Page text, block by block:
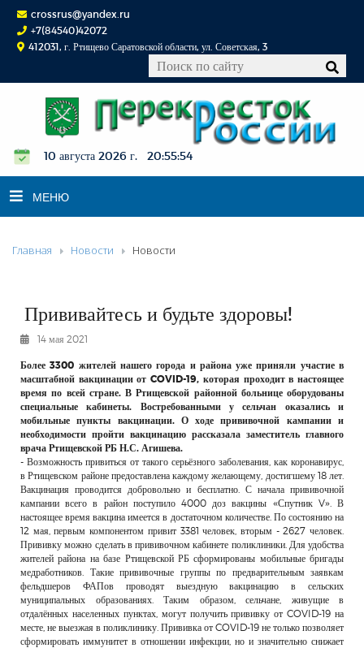
crossrus@yandex.ru
+7(84540)42072
412031, г. Ртищево Саратовской области, ул. Советская, 3
10 августа 2026 г. 20:55:55
МЕНЮ
НОВОСТИ
К СВЕДЕНИЮ
КОНКУРСЫ
РЕКЛАМОДАТЕЛЯМ
ОБЪЯВЛЕНИЯ
КОНТАКТЫ
Главная Новости Новости
Прививайтесь и будьте здоровы!
14 мая 2021
Более 3300 жителей нашего города и района уже приняли участие в
масштабной вакцинации от COVID-19, которая проходит в настоящее
время по всей стране. В Ртищевской районной больнице оборудованы
специальные кабинеты. Востребованными у сельчан оказались и
мобильные пункты вакцинации. О ходе прививочной кампании и
необходимости пройти вакцинацию рассказала заместитель главного
врача Ртищевской РБ Н.С. Агишева.
- Возможность привиться от такого серьёзного заболевания, как коронавирус,
в Ртищевском районе предоставлена каждому желающему, достигшему 18 лет.
Вакцинация проводится добровольно и бесплатно. С начала прививочной
кампании всего в район поступило 4000 доз вакцины «Спутник V». В
настоящее время вакцина имеется в достаточном количестве. По состоянию на
12 мая, первым компонентом привит 3381 человек, вторым - 2627 человек.
Прививку можно сделать в прививочном кабинете поликлиники. Для удобства
жителей района на базе Ртищевской РБ сформированы мобильные бригады
медработников. Такие прививочные группы по предварительным заявкам
фельдшеров ФАПов проводят выездную вакцинацию в сельских
муниципальных образованиях. Таким образом, сельчане, живущие в
отдалённых населенных пунктах, могут получить прививку от COVID-19 на
месте, не выезжая в поликлинику. Прививка от COVID-19 не только позволяет
сформировать иммунитет в отношении инфекции, но и значительно снижает